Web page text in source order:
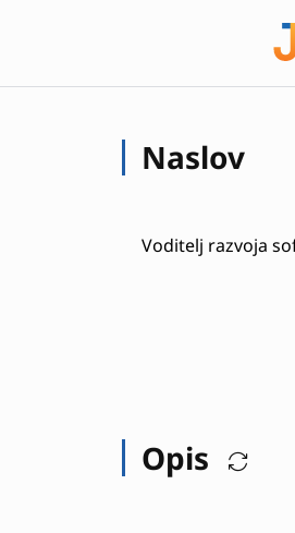
Naslov
Voditelj razvoja
Opis